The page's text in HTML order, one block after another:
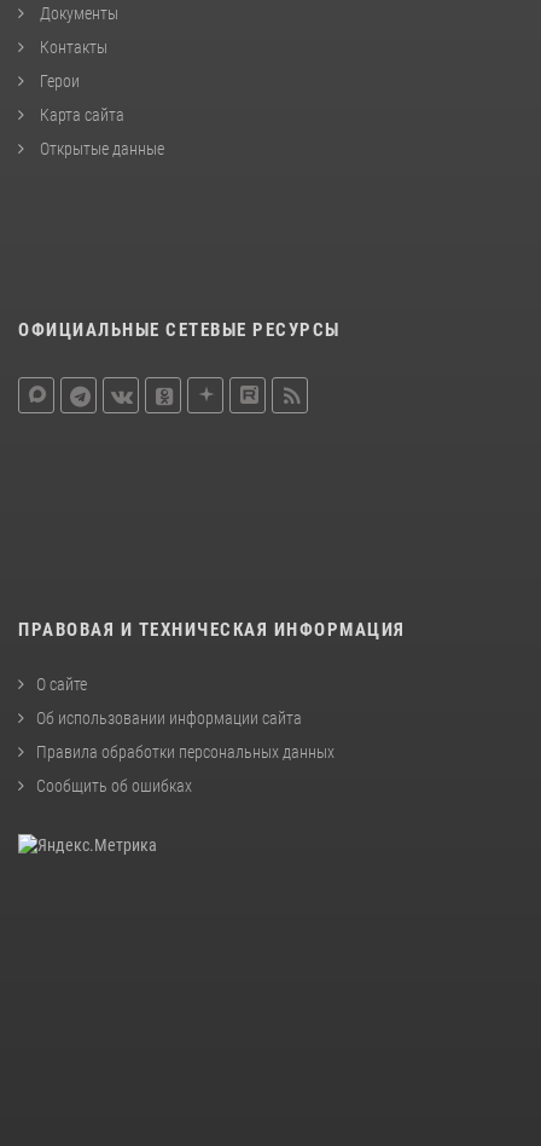
Документы
Контакты
Герои
Карта сайта
Открытые данные
ОФИЦИАЛЬНЫЕ СЕТЕВЫЕ РЕСУРСЫ
ПРАВОВАЯ И ТЕХНИЧЕСКАЯ ИНФОРМАЦИЯ
О сайте
Об использовании информации сайта
Правила обработки персональных данных
Сообщить об ошибках